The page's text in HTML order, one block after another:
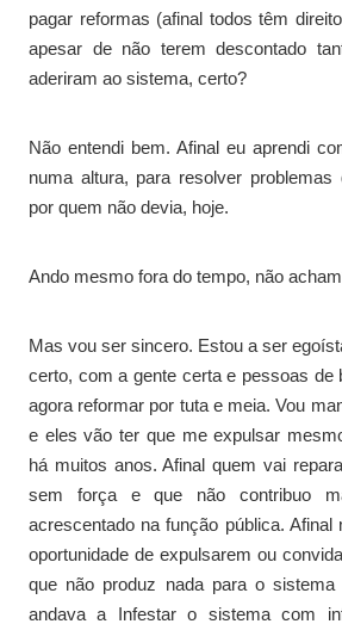
pagar reformas (afinal todos têm
apesar de não terem descontado
aderiram ao sistema, certo?
Não entendi bem. Afinal eu aprendi
numa altura, para resolver problemas
por quem não devia, hoje.
Ando mesmo fora do tempo, não
Mas vou ser sincero. Estou a ser
certo, com a gente certa e pessoas de
agora reformar por tuta e meia. Vou
e eles vão ter que me expulsar
há muitos anos. Afinal quem vai
sem força e que não contribuo
acrescentado na função pública.
oportunidade de expulsarem ou
que não produz nada para o
andava a Infestar o sistema com